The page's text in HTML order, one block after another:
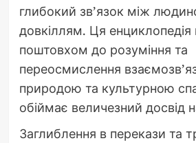
глибокий зв’язок між
довкіллям. Ця
поштовхом до розуміння та
переосмислення
природою та культурною
обіймає величезний досвід
Заглиблення в перекази та